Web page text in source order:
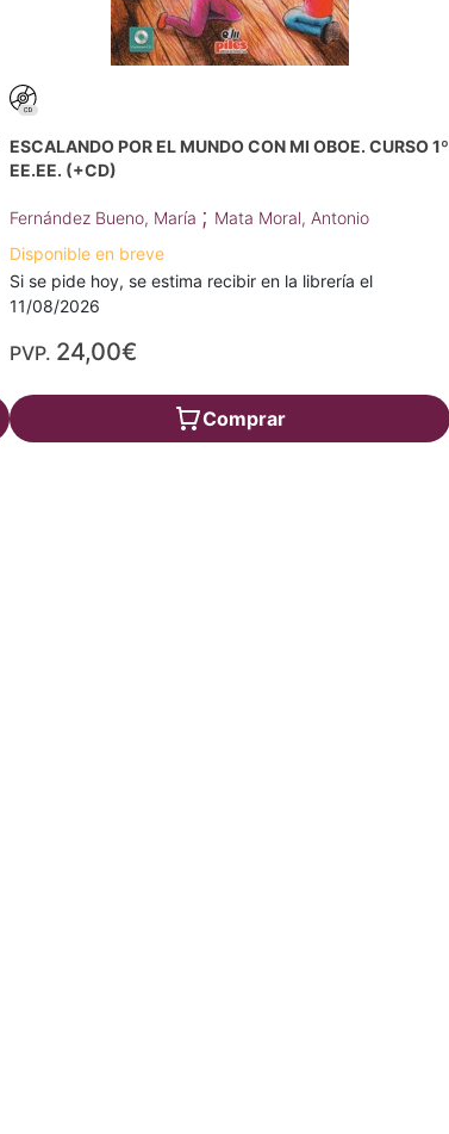
ESCALANDO POR EL MUNDO CON MI OBOE. CURSO 1º
EE.EE. (+CD)
Fernández Bueno, María ; Mata Moral, Antonio
Disponible en breve
Si se pide hoy, se estima recibir en la librería el
11/08/2026
PVP. 24,00€
Comprar